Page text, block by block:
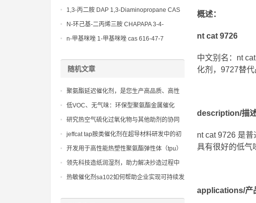
概述：
nt cat 9726
中文别名：nt
化剂，9727替
description/描
nt cat 9726 是
具有很好的低气
applications/产
Methoxypropylamine CAS No 5332-73-0
1,3-丙二胺 DAP 1,3-Diaminopropane CAS
No 109-76-2
N-环己基-二丙烯三胺 CHAPAPA 3-4-
Methoxypropylamine CAS No:5332-73-0
n-甲基咪唑 1-甲基咪唑 cas 616-47-7
随机文章
聚氨酯延迟催化剂，是您生产高品质、高性
能聚氨酯制品的关键
低VOC、无气味：环保型聚氨酯金属催化
剂，满足严苛的环保标准和人体健康要求
研究热空气硫化过氧化物与其他助剂的协同
作用
jeffcat tap胺类催化剂在超导材料研发中的初
步尝试：开启未来的科技大门
开发用于高性能热塑性聚氨酯弹性体（tpu）
的高分子量聚醚多元醇
领先科技造纸润湿剂，助力解决抄造过程中
的润湿不均和粘辊问题
热敏催化剂sa102如何帮助企业实现可持续发